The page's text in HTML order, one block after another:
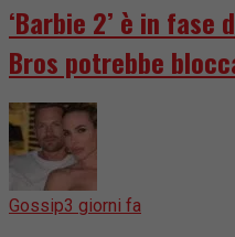
‘Barbie 2’ è in fase
Bros potrebbe
Gossip3 giorni fa